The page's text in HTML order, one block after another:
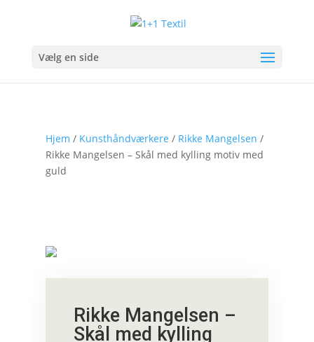
Vælg en side
Hjem / Kunsthåndværkere / Rikke Mangelsen /
Rikke Mangelsen – Skål med kylling motiv med
guld
Rikke Mangelsen –
Skål med kylling